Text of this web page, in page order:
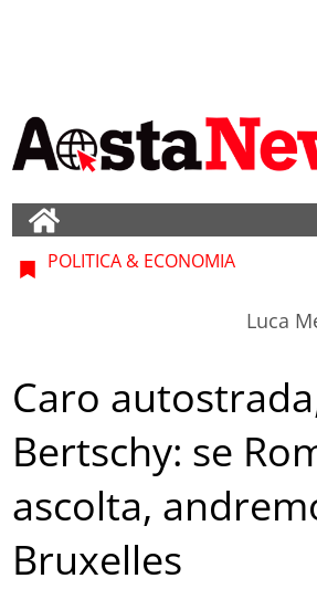
POLITICA & ECONOMIA
Luca
Caro
Bertschy: se
ascolta,
Bruxelles